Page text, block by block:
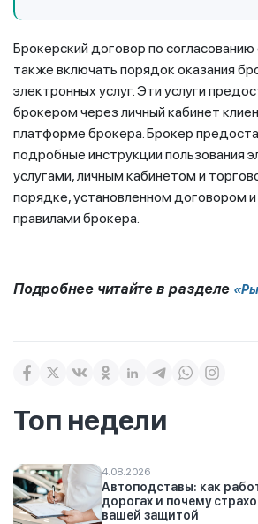
Брокерский договор по
также включать порядок оказания
электронных услуг. Эти услуги
брокером через личный кабинет
платформе брокера. Брокер
подробные инструкции пользования
услугами, личным кабинетом и
порядке, установленном договором
правилами брокера.
Подробнее читайте в разделе
Топ недели
4.08.2026
Автоподставы: как
дорогах и почему
вашей защитой